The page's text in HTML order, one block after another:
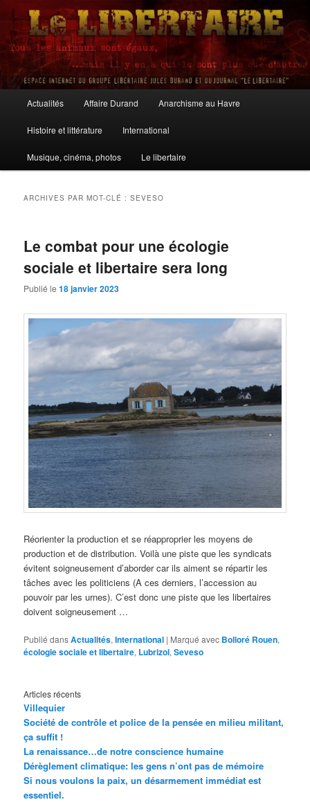
Aller
contenu
principal
Aller
contenu
secondaire
Le Libertaire
principal
Actualités Affaire Durand Anarchisme au Havre
Histoire et littérature International
Musique, cinéma, photos Le libertaire
ARCHIVES PAR MOT-CLÉ :SEVESO
Le combat pour une écologie
sociale et libertaire sera long
Publié le18 janvier 2023
Réorienter la production et se réapproprier les moyens de
production et de distribution. Voilà une piste que les syndicats
évitent soigneusement d’aborder car ils aiment se répartir les
tâches avec les politiciens (A ces derniers, l’accession au
pouvoir par les urnes). C’est donc une piste que les libertaires
doivent soigneusement …
Publié dansActualités,International | Marqué avec Bolloré Rouen,
écologie sociale et libertaire, Lubrizol,Seveso
Articles récents
Villequier
Société de contrôle et police de la pensée en milieu militant,
ça suffit !
La renaissance…de notre conscience humaine
Dérèglement climatique: les gens n’ont pas de mémoire
Si nous voulons la paix, un désarmement immédiat est
essentiel.